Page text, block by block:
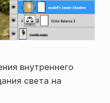
внутреннего
света на